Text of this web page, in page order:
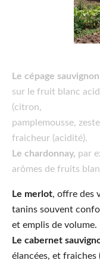
Le cépage sauvignon
sur le fruit blanc
(citron,
pamplemousse,
fraicheur (acidité).
Le chardonnay, par
arômes de fruits
Le merlot, offre des
tanins souvent
et emplis de volume.
Le cabernet
élancées, et